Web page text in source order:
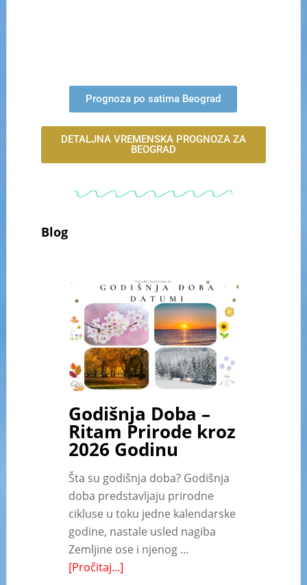
Prognoza po satima Beograd
DETALJNA VREMENSKA PROGNOZA ZA
BEOGRAD
Blog
Godišnja Doba –
Ritam Prirode kroz
2026 Godinu
Šta su godišnja doba? Godišnja
doba predstavljaju prirodne
cikluse u toku jedne kalendarske
godine, nastale usled nagiba
Zemljine ose i njenog …
[Pročitaj...]